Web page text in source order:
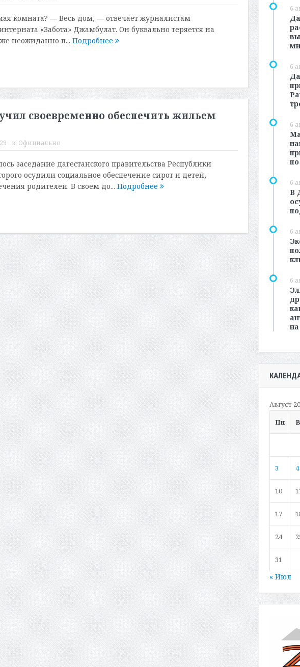
комната? — Весь дом, — отвечает журналистам
«Забота» Джамбулат. Он буквально теряется на
неожиданно п... Подробнее
своевременно обеспечить жильем
в: Официально
заседание дагестанского правительства Республики
осудили социальное обеспечение сирот и детей,
родителей. В своем до... Подробнее
6
6
6
6
В
6
6
Август
Пн
3 4
10
17
24
31
« Июл